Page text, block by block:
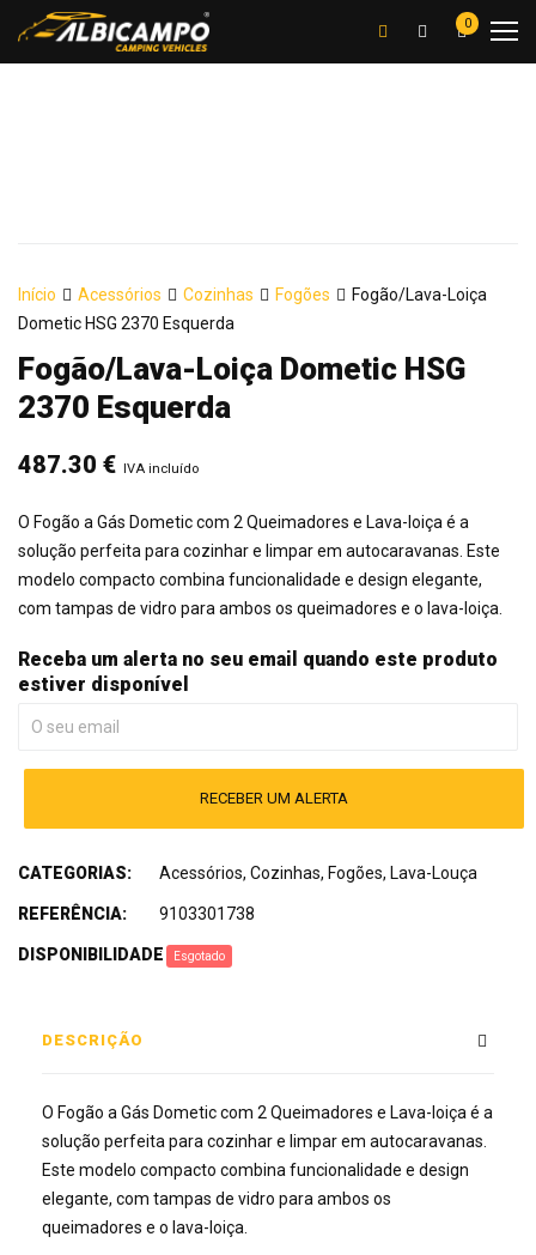
0
Início Acessórios Cozinhas Fogões
Fogão/Lava-Loiça
Dometic HSG 2370 Esquerda
Fogão/Lava-Loiça Dometic HSG
2370 Esquerda
487.30 € IVA incluído
O Fogão a Gás Dometic com 2 Queimadores e Lava-loiça é a
solução perfeita para cozinhar e limpar em autocaravanas. Este
modelo compacto combina funcionalidade e design elegante,
com tampas de vidro para ambos os queimadores e o lava-loiça.
Receba um alerta no seu email quando este produto
estiver disponível
RECEBER UM ALERTA
CATEGORIAS: Acessórios, Cozinhas, Fogões, Lava-Louça
REFERÊNCIA: 9103301738
DISPONIBILIDADE: Esgotado
DESCRIÇÃO
O Fogão a Gás Dometic com 2 Queimadores e Lava-loiça é a
solução perfeita para cozinhar e limpar em autocaravanas.
Este modelo compacto combina funcionalidade e design
elegante, com tampas de vidro para ambos os
queimadores e o lava-loiça.